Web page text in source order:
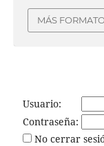
MÁS
Usuario:
Contraseña:
No cerrar